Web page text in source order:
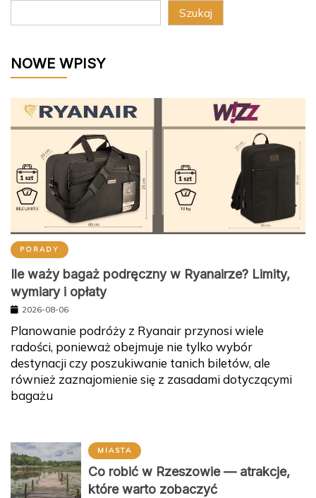
Szukaj
NOWE WPISY
PORADY
Ile waży bagaż podręczny w Ryanairze? Limity,
wymiary i opłaty
2026-08-06
Planowanie podróży z Ryanair przynosi wiele
radości, ponieważ obejmuje nie tylko wybór
destynacji czy poszukiwanie tanich biletów, ale
również zaznajomienie się z zasadami dotyczącymi
bagażu
MIASTA
Co robić w Rzeszowie — atrakcje,
które warto zobaczyć